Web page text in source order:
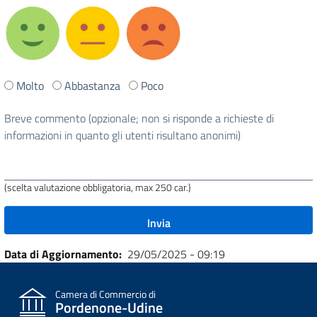
Ti
stata
utile
Molto Abbastanza
Poco
Breve commento (opzionale; non si risponde a richieste di
informazioni in quanto gli utenti risultano anonimi)
(scelta valutazione obbligatoria, max 250 car.)
Data di Aggiornamento 29/05/2025 - 09:19
Camera di Commercio di
Pordenone-Udine